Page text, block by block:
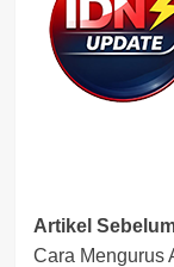
Post
Artikel
Cara Mengurus